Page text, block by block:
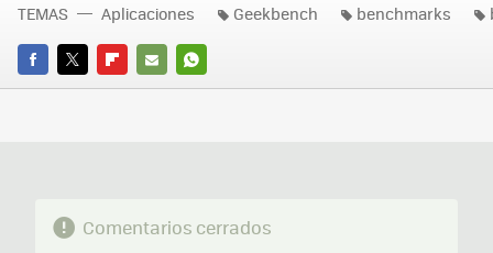
FACEBOOK
TWITTERFLIPBOARD
E-
WHATSAPP
TEMAS Aplicaciones Geekbench benchmarks
Comentarios cerrados